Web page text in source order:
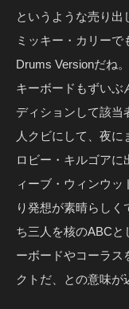
というような売り出
ミッキー・カリー
Drums Versionだね。
キーボードもずいぶ
ディションして該当
人クビにして、夜
ロビー・キルゴアに
ィーブ・ウィンウ
り発想が素晴らしく
ち三人を核のABCと
ーボードやコーラス
クトだ、との意味が